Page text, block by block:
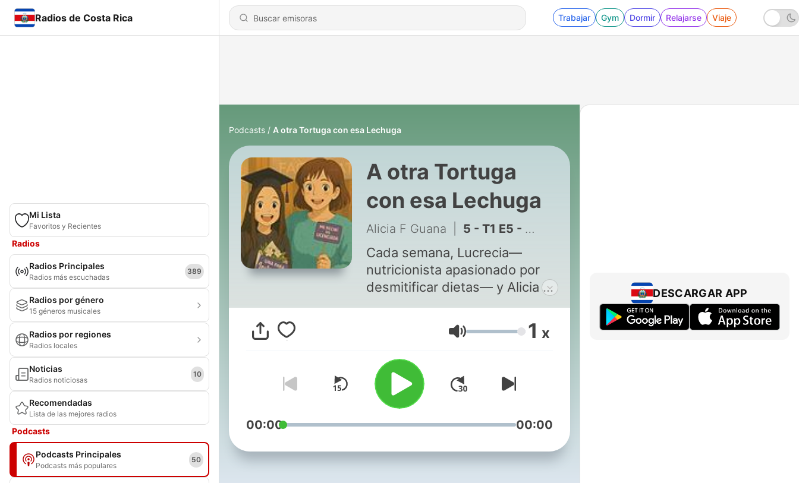
Radios de Costa Rica Trabajar Gym Dormir Relajarse Viaje
Mi Lista
Favoritos y Recientes
Radios
Radios Principales
Radios más escuchadas
389
Radios por género
15 géneros musicales
Radios por regiones
Radios locales
Noticias
Radios noticiosas
10
Recomendadas
Lista de las mejores radios
Podcasts
Podcasts Principales
Podcasts más populares
50
Podcasts A otra Tortuga con esa Lechuga
A otra Tortuga
con esa Lechuga
Alicia F Guana 5 - T1 E5 - Galletitas para chicos: ¿Inocentes o un cóctel químico?
Cada semana, Lucrecia—
nutricionista apasionado por
desmitificar dietas— y Alicia —
curiosa empedernida y amante
del buen comer— se sientan a
conversar sobre lo que
realmente importa cuando
hablamos de salud, comida y
bienestar. Entre risas, debates
y muchas anécdotas, te
contamos qué es cierto, qué
disfrutar lo que comes sin caer
Volumen 1 x
00:00 00:00
DESCARGAR APP